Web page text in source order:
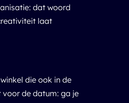
dat woord
laat
die ook in de
voor de datum: ga je